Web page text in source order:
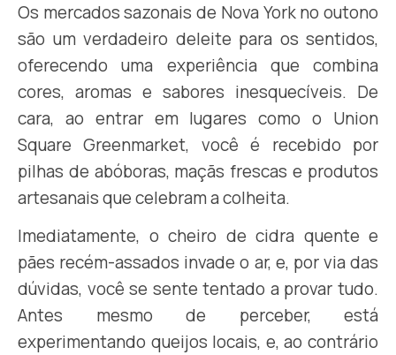
Os mercados sazonais de Nova York no outono
são um verdadeiro deleite para os sentidos,
oferecendo uma experiência que combina
cores, aromas e sabores inesquecíveis. De
cara, ao entrar em lugares como o Union
Square Greenmarket, você é recebido por
pilhas de abóboras, maçãs frescas e produtos
artesanais que celebram a colheita.
Imediatamente, o cheiro de cidra quente e
pães recém-assados invade o ar, e, por via das
dúvidas, você se sente tentado a provar tudo.
Antes mesmo de perceber, está
experimentando queijos locais, e, ao contrário